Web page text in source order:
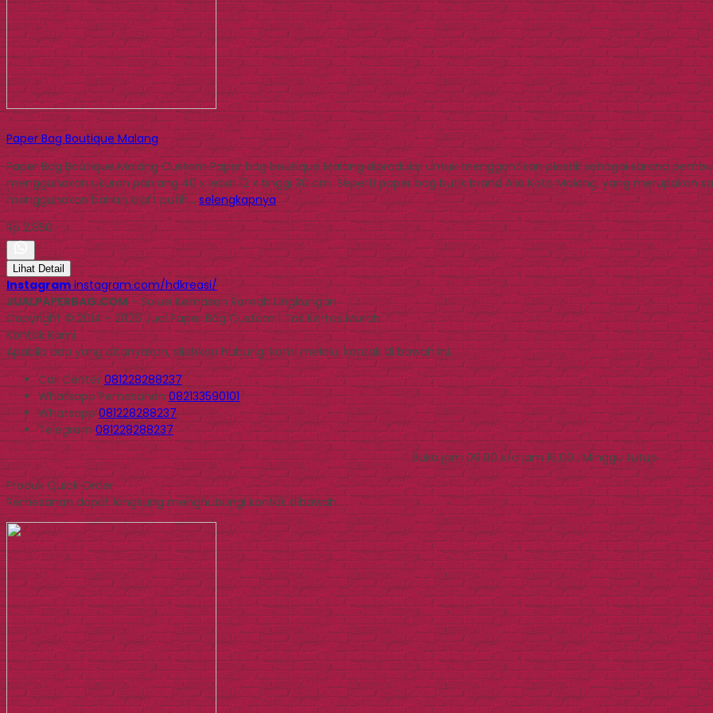
Paper Bag Boutique Malang
Paper Bag Boutique Malang Custom Paper bag boutique Malang diproduksi untuk menggantikan plastik sebagai sarana
menggunakan ukuran panjang 40 x lebar 12 x tinggi 30 cm. Seperti paper bag butik brand Alia Kota Malang, yang merupakan
menggunakan bahan kraft putih…selengkapnya
Rp 2.850
Lihat Detail
Instagram instagram.com/hdkreasi/
JUALPAPERBAG.COM- Solusi Kemasan Ramah Lingkungan
Copyright © 2014 - 2026 Jual Paper Bag Custom | Tas Kertas Murah
Kontak Kami
Apabila ada yang ditanyakan, silahkan hubungi kami melalui kontak di bawah ini.
Call Center081228288237
WhatsappPemesanan 082133590101
Whatsapp081228288237
Telegram081228288237
Buka jam 09.00 s/d jam 16.00 , Minggu tutup
Produk Quick Order
Pemesanan dapat langsung menghubungi kontak dibawah: